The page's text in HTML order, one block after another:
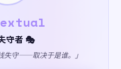
守者 🎭
失守——取决于是谁。」